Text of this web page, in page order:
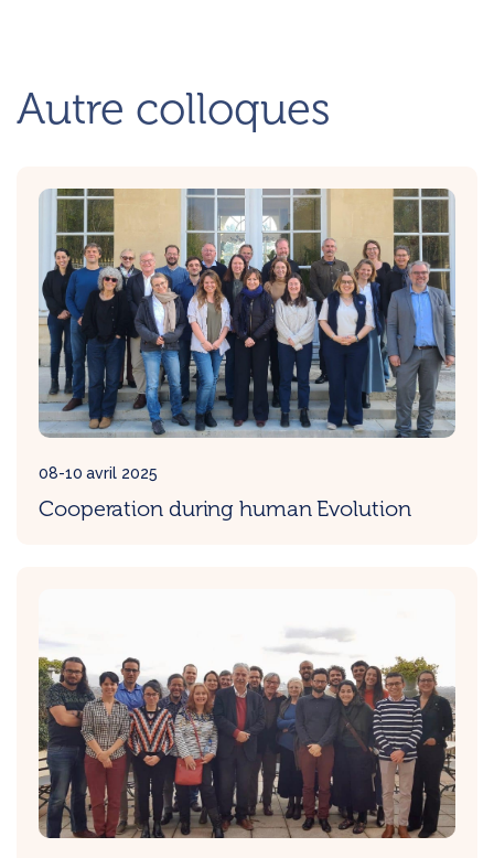
Autre colloques
08-10 avril 2025
Cooperation during human Evolution